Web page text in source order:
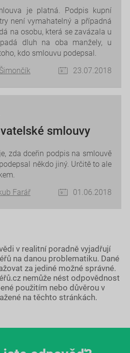
je platná. Podpis kupní
není vymahatelný a případná
na osobu, která se zavázala u
dluh na oba manžely, u
kdo smlouvu podepsal.
23.07.2018
smlouvy
zda dceřin podpis na smlouvě
někdo jiný. Určitě to ale
Farář
01.06.2018
v realitní poradně vyjadřují
na danou problematiku. Dané
za jediné možné správné.
nemůže nést odpovědnost
použitím nebo důvěrou v
na těchto stránkách.